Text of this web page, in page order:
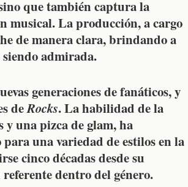
que también captura la
musical. La producción, a cargo
de manera clara, brindando a
siendo admirada.
generaciones de fanáticos, y
deRocks. La habilidad de la
una pizca de glam, ha
una variedad de estilos en la
cinco décadas desde su
dentro del género.